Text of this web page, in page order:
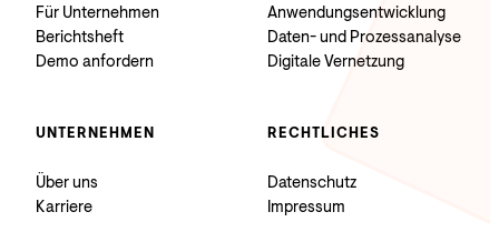
Für Unternehmen
Berichtsheft
Demo anfordern
Anwendungsentwicklung
Daten- und Prozessanalyse
Digitale Vernetzung
UNTERNEHMEN
Über uns
Karriere
RECHTLICHES
Datenschutz
Impressum